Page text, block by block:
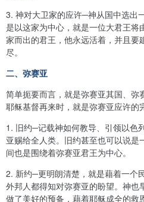
3. 神对大卫家的应许─神从国中选出
是以这家为中心，就是一位大君王将
家而出的君王，他永远活着，并且要
尽。
二、弥赛亚
简单扼要而言，就是弥赛亚其国、弥
耶稣基督再来时，就是弥赛亚应许的
1. 旧约─记载神如何教导、引领以色
亚赐给全人类。旧约甚至也可以说是
间也是围绕着弥赛亚君王为中心。
2. 新约─更明朗清楚，就是藉着一个
外邦人都得知对弥赛亚的盼望。神也
做了美好的预备，藉着耶稣成全的救